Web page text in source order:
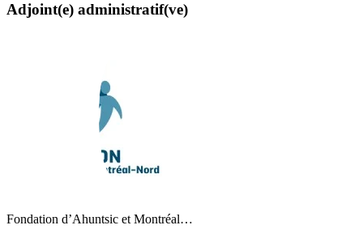
Adjoint(e) administratif(ve)
Fondation d’Ahuntsic et Montréal…